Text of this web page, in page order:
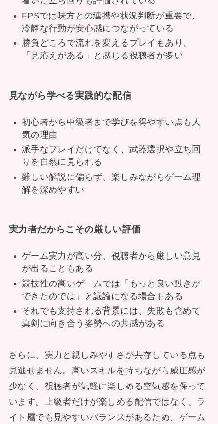
FPSでは味方との連携や状況判断が重要で、
冷静な行動が安心感につながっている
勝負どころで流れを変えるプレイもあり、
「見応えがある」と感じる視聴者が多い
見ながら学べる実践的な配信
初心者から中級者まで学びを得やすい点も人
気の理由
派手なプレイだけでなく、武器選択や立ち回
りを自然に見られる
難しい解説に偏らず、楽しみながらゲーム理
解を深めやすい
実力者だからこその厳しい評価
ゲーム実力が高い分、視聴者から厳しい意見
が出ることもある
競技性の高いゲームでは「もっと良い動きが
できたのでは」と議論になる場合もある
それでも支持される背景には、失敗も含めて
真剣に向き合う姿勢への共感がある
さらに、実力と親しみやすさが共存している点も
見逃せません。高いスキルを持ちながら威圧感が
少なく、視聴者が気軽に楽しめる空気感を保って
います。上級者だけが楽しめる配信ではなく、ラ
イト層でも見やすいバランスがあるため、ゲーム